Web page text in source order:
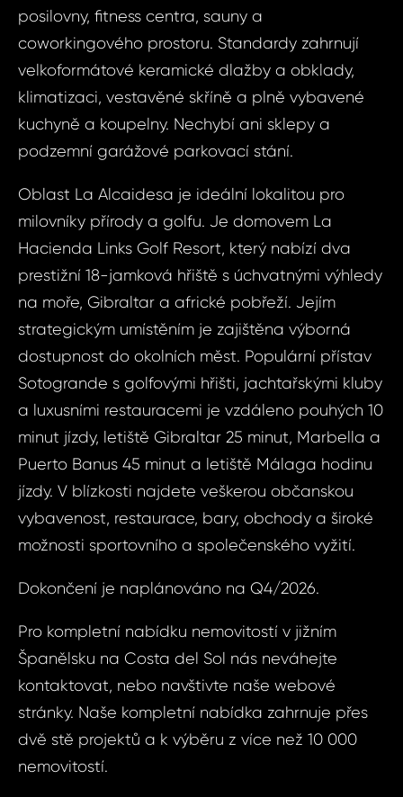
posilovny, fitness centra, sauny a
coworkingového prostoru. Standardy zahrnují
velkoformátové keramické dlažby a obklady,
klimatizaci, vestavěné skříně a plně vybavené
kuchyně a koupelny. Nechybí ani sklepy a
podzemní garážové parkovací stání.
Oblast La Alcaidesa je ideální lokalitou pro
milovníky přírody a golfu. Je domovem La
Hacienda Links Golf Resort, který nabízí dva
prestižní 18-jamková hřiště s úchvatnými výhledy
na moře, Gibraltar a africké pobřeží. Jejím
strategickým umístěním je zajištěna výborná
dostupnost do okolních měst. Populární přístav
Sotogrande s golfovými hřišti, jachtařskými kluby
a luxusními restauracemi je vzdáleno pouhých 10
minut jízdy, letiště Gibraltar 25 minut, Marbella a
Puerto Banus 45 minut a letiště Málaga hodinu
jízdy. V blízkosti najdete veškerou občanskou
vybavenost, restaurace, bary, obchody a široké
možnosti sportovního a společenského vyžití.
Dokončení je naplánováno na Q4/2026.
Pro kompletní nabídku nemovitostí v jižním
Španělsku na Costa del Sol nás neváhejte
kontaktovat, nebo navštivte naše webové
stránky. Naše kompletní nabídka zahrnuje přes
dvě stě projektů a k výběru z více než 10 000
nemovitostí.
ID1820 - Byt